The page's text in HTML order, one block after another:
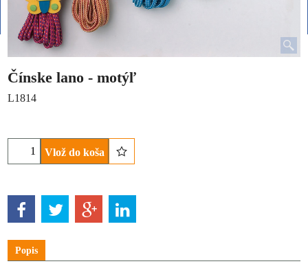
Čínske lano - motýľ
L1814
Vlož do koša
Popis